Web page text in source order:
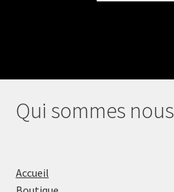
Qui sommes nous
Accueil